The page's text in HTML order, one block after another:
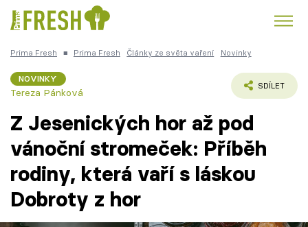
Česká kuchyně
Témata
Recepty
Prima Fresh ■ Prima Fresh Články ze světa vaření Novinky
NOVINKY
Tereza Pánková
SDÍLET
Z Jesenických hor až pod
vánoční stromeček: Příběh
rodiny, která vaří s láskou
Dobroty z hor